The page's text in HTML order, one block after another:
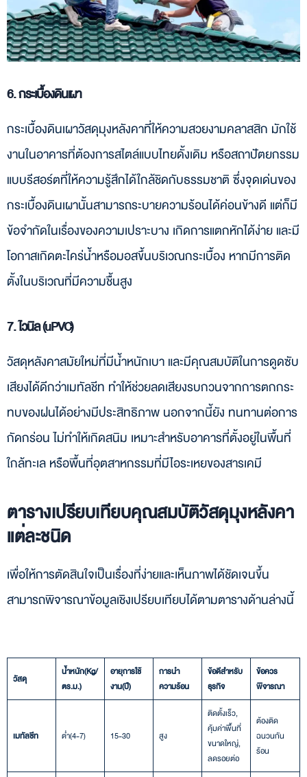
6. กระเบื้องดินเผา
กระเบื้องดินเผาวัสดุมุงหลังคาที่ให้ความสวยงามคลาสสิก มักใช้
งานในอาคารที่ต้องการสไตล์แบบไทยดั้งเดิม หรือสถาปัตยกรรม
แบบรีสอร์ตที่ให้ความรู้สึกได้ใกล้ชิดกับธรรมชาติ ซึ่งจุดเด่นของ
กระเบื้องดินเผานั้นสามารถระบายความร้อนได้ค่อนข้างดี แต่ก็มี
ข้อจำกัดในเรื่องของความเปราะบาง เกิดการแตกหักได้ง่าย และมี
โอกาสเกิดตะไคร่น้ำหรือมอสขึ้นบริเวณกระเบื้อง หากมีการติด
ตั้งในบริเวณที่มีความชื้นสูง
7. ไวนิล (uPVC)
วัสดุหลังคาสมัยใหม่ที่มีน้ำหนักเบา และมีคุณสมบัติในการดูดซับ
เสียงได้ดีกว่าเมทัลชีท ทำให้ช่วยลดเสียงรบกวนจากการตกกระ
ทบของฝนได้อย่างมีประสิทธิภาพ นอกจากนี้ยัง ทนทานต่อการ
กัดกร่อน ไม่ทำให้เกิดสนิม เหมาะสำหรับอาคารที่ตั้งอยู่ในพื้นที่
ใกล้ทะเล หรือพื้นที่อุตสาหกรรมที่มีไอระเหยของสารเคมี
ตารางเปรียบเทียบคุณสมบัติวัสดุมุงหลังคา
แต่ละชนิด
เพื่อให้การตัดสินใจเป็นเรื่องที่ง่ายและเห็นภาพได้ชัดเจนขึ้น
สามารถพิจารณาข้อมูลเชิงเปรียบเทียบได้ตามตารางด้านล่างนี้
วัสดุ
น้ำหนัก(Kg/
ตร.ม.)
อายุการใช้
งาน(ปี)
การนำ
ความร้อน
ข้อดีสำหรับ
ธุรกิจ
ข้อควร
พิจารณา
เมทัลชีท ต่ำ(4-7) 15-30 สูง
ติดตั้งเร็ว,
คุ้มค่าพื้นที่
ขนาดใหญ่,
ลดรอยต่อ
ต้องติด
ฉนวนกัน
ร้อน